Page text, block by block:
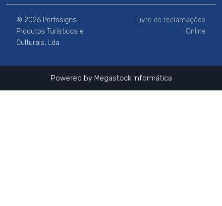
e
b
o
o
k
t
a
g
r
a
m
© 2026 Portosigns –
Produtos Turísticos e
Culturais, Lda
Livro de reclamações
Online
Powered by Megastock Informática